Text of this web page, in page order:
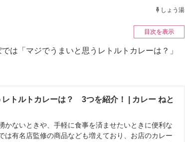
しょう湯
目次を表示
は「マジでうまいと思うレトルトカレーは？」
レトルトカレーは？ 3つを紹介！ | カレー ねと
ないときや、手軽に食事を済ませたいときに便利な
は有名店監修の商品なども増えており、お店のカレー